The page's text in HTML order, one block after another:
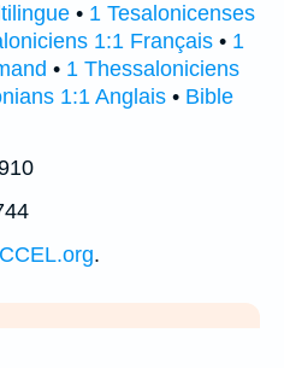
• 1 Tesalonicenses
1:1 Français • 1
• 1 Thessaloniciens
1:1 Anglais • Bible
CCEL.org.